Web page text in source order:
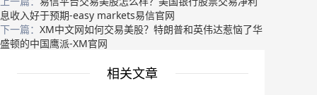
息收入好于预期-easy markets易信官网
下一篇： XM中文网如何交易美股？特朗普和英伟达惹恼了华
盛顿的中国鹰派-XM官网
相关文章